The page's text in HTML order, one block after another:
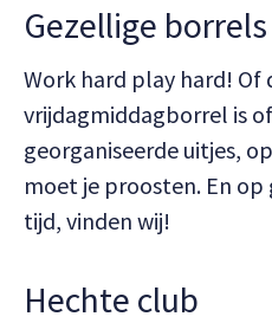
Gezellige
Work hard play hard! Of
vrijdagmiddagborrel is
georganiseerde uitjes,
moet je proosten. En
tijd, vinden wij!
Hechte club